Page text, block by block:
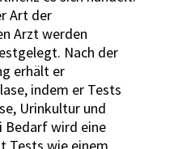
Art der
Arzt werden
Nach der
erhält er
indem er Tests
Urinkultur und
Bedarf wird eine